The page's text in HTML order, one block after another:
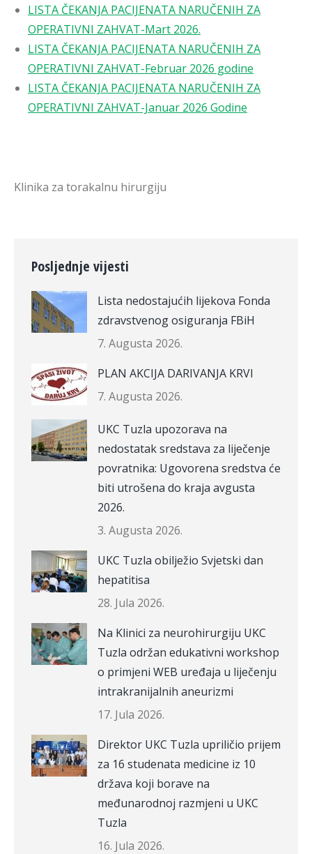
LISTA ČEKANJA PACIJENATA NARUČENIH ZA
OPERATIVNI ZAHVAT-Mart 2026.
LISTA ČEKANJA PACIJENATA NARUČENIH ZA
OPERATIVNI ZAHVAT-Februar 2026 godine
LISTA ČEKANJA PACIJENATA NARUČENIH ZA
OPERATIVNI ZAHVAT-Januar 2026 Godine
Klinika za torakalnu hirurgiju
Posljednje vijesti
Lista nedostajućih lijekova Fonda
zdravstvenog osiguranja FBiH
7. Augusta 2026.
PLAN AKCIJA DARIVANJA KRVI
7. Augusta 2026.
UKC Tuzla upozorava na
nedostatak sredstava za liječenje
povratnika: Ugovorena sredstva će
biti utrošena do kraja avgusta
2026.
3. Augusta 2026.
UKC Tuzla obilježio Svjetski dan
hepatitisa
28. Jula 2026.
Na Klinici za neurohirurgiju UKC
Tuzla održan edukativni workshop
o primjeni WEB uređaja u liječenju
intrakranijalnih aneurizmi
17. Jula 2026.
Direktor UKC Tuzla upriličio prijem
za 16 studenata medicine iz 10
država koji borave na
međunarodnoj razmjeni u UKC
Tuzla
16. Jula 2026.